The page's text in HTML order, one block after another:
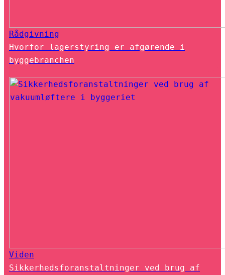
Rådgivning
Hvorfor lagerstyring er afgørende i
byggebranchen
Viden
Sikkerhedsforanstaltninger ved brug af